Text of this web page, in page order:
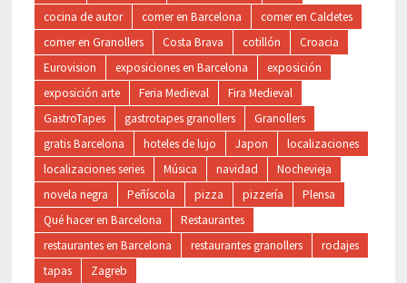
cocina de autor
comer en Barcelona
comer en Caldetes
comer en Granollers
Costa Brava cotillón
Croacia
Eurovision
exposiciones en Barcelona
exposición
exposición arte
Feria Medieval
Fira Medieval
GastroTapes
gastrotapes granollers
Granollers
gratis Barcelona
hoteles de lujo Japon
localizaciones
localizaciones series
Música navidad
Nochevieja
novela negra
Peñíscola pizza pizzería
Plensa
Qué hacer en Barcelona
Restaurantes
restaurantes en Barcelona
restaurantes granollers
rodajes
tapas
Zagreb